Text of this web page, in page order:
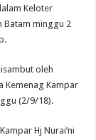
Keloter
Batam minggu 2
oleh
Kemenag Kampar
(2/9/18).
Hj Nurai’ni